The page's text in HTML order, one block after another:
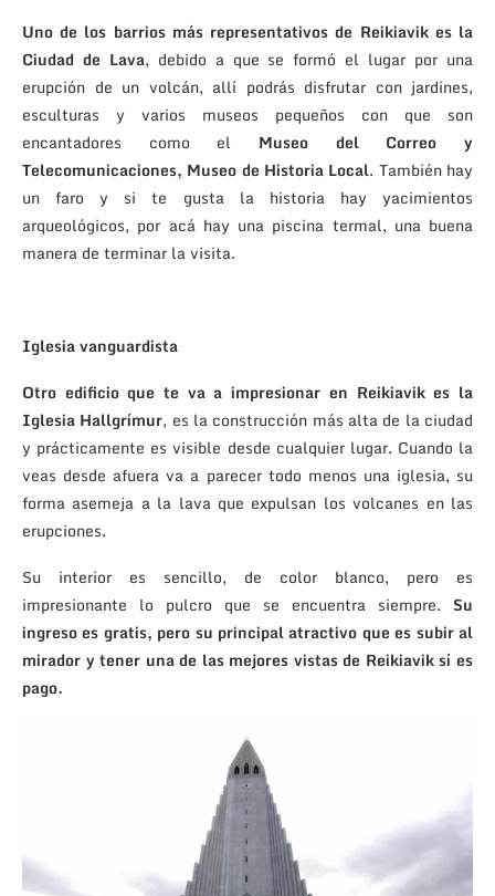
Uno de los barrios más representativos de Reikiavik es la
Ciudad de Lava, debido a que se formó el lugar por una
erupción de un volcán, allí podrás disfrutar con jardines,
esculturas y varios museos pequeños con que son
encantadores como el Museo del Correo y
Telecomunicaciones, Museo de Historia Local. También hay
un faro y si te gusta la historia hay yacimientos
arqueológicos, por acá hay una piscina termal, una buena
manera de terminar la visita.
Iglesia vanguardista
Otro edificio que te va a impresionar en Reikiavik es la
Iglesia Hallgrímur, es la construcción más alta de la ciudad
y prácticamente es visible desde cualquier lugar. Cuando la
veas desde afuera va a parecer todo menos una iglesia, su
forma asemeja a la lava que expulsan los volcanes en las
erupciones.
Su interior es sencillo, de color blanco, pero es
impresionante lo pulcro que se encuentra siempre. Su
ingreso es gratis, pero su principal atractivo que es subir al
mirador y tener una de las mejores vistas de Reikiavik sí es
pago.